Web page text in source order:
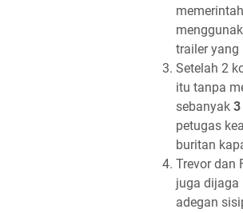
trailer yang
Setelah 2
itu tanpa
sebanyak
petugas
buritan
Trevor dan
juga dijaga
adegan